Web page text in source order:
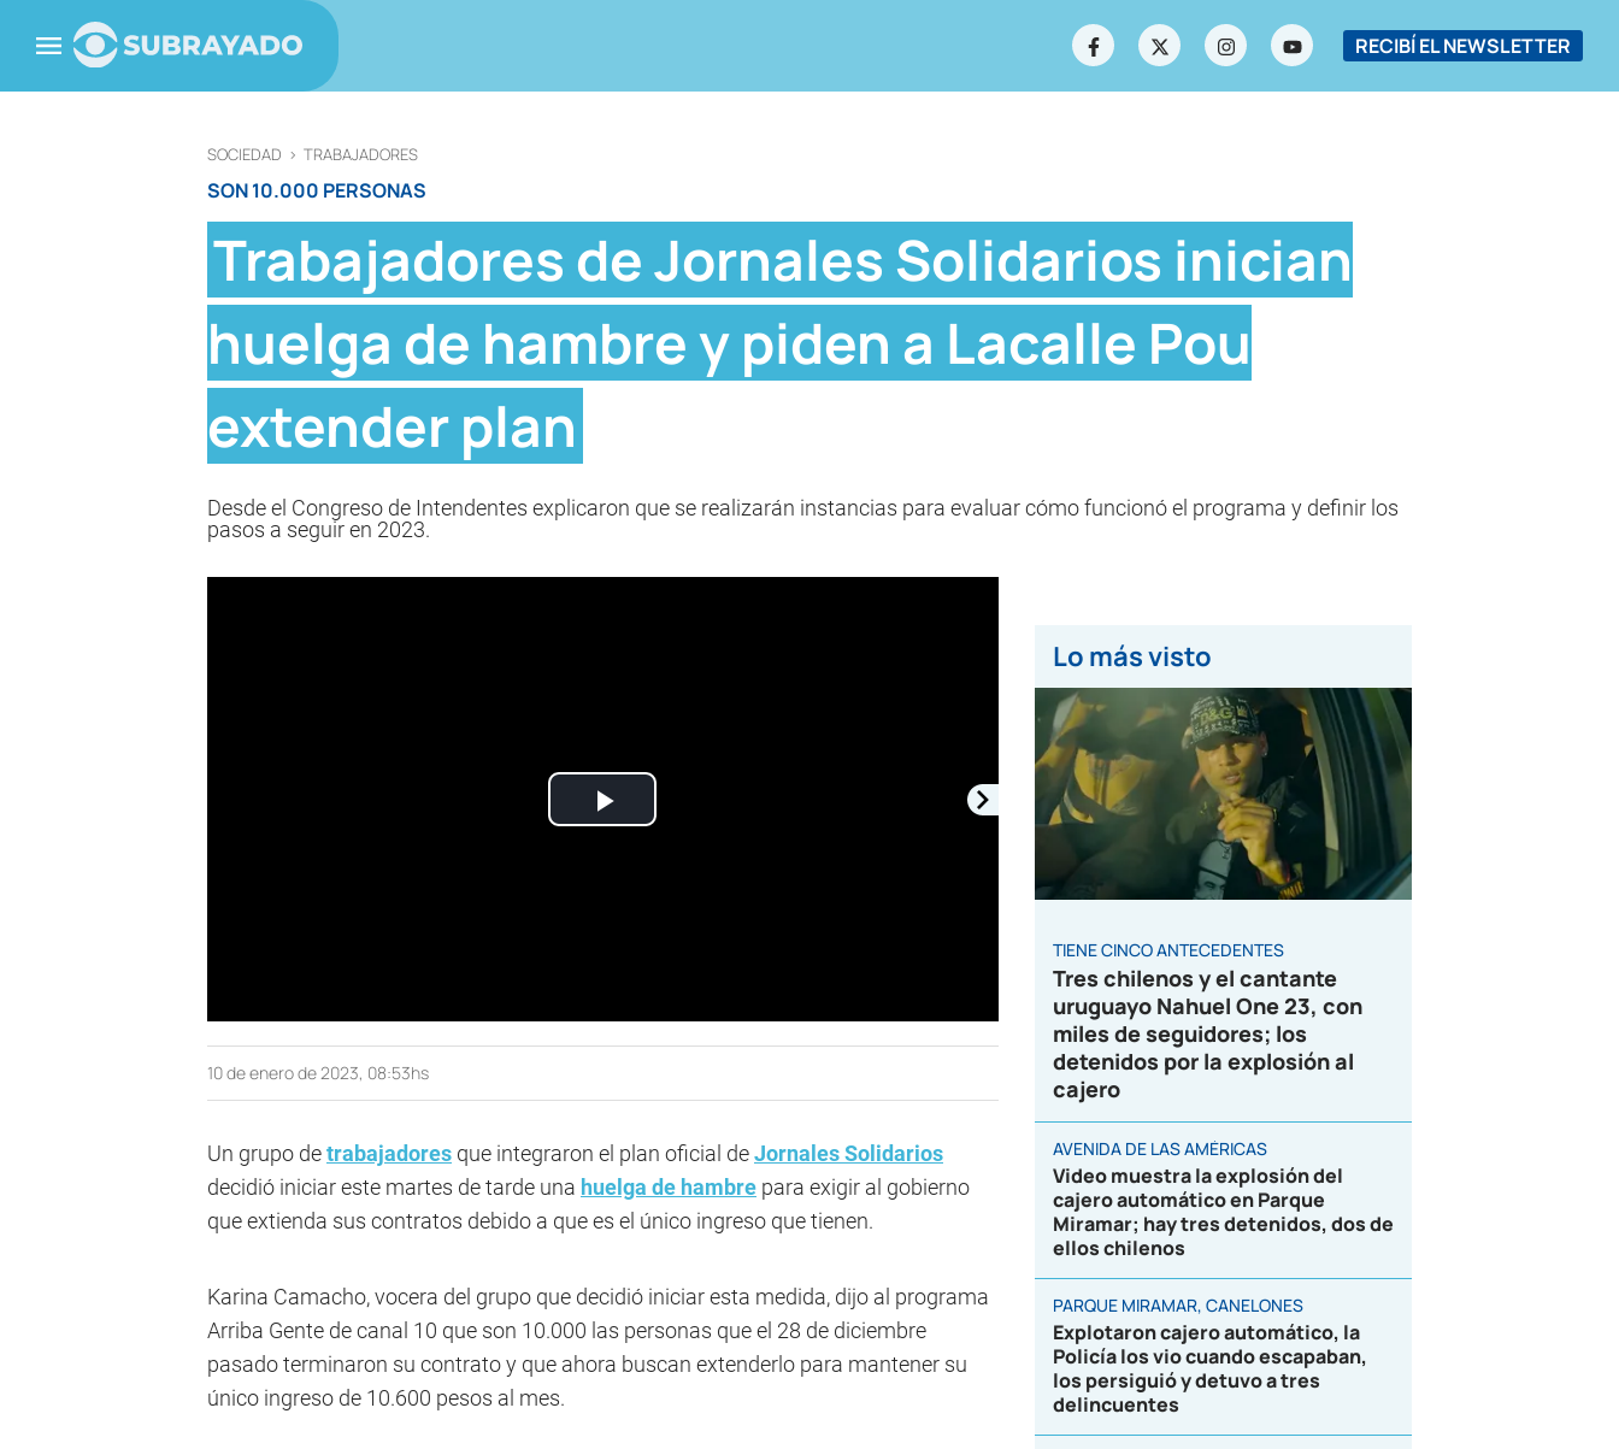
RECIBÍ EL NEWSLETTER
SOCIEDAD > TRABAJADORES
SON 10.000 PERSONAS
Trabajadores de Jornales Solidarios inician
huelga de hambre y piden a Lacalle Pou
extender plan
Desde el Congreso de Intendentes explicaron que se realizarán instancias para evaluar cómo funcionó el programa y definir los
pasos a seguir en 2023.
Play
10 de enero de 2023, 08:53hs
Un grupo detrabajadores que integraron el plan oficial deJornales Solidarios
decidió iniciar este martes de tarde una huelga de hambre para exigir al gobierno
que extienda sus contratos debido a que es el único ingreso que tienen.
Karina Camacho, vocera del grupo que decidió iniciar esta medida, dijo al programa
Arriba Gente de canal 10 que son 10.000 las personas que el 28 de diciembre
pasado terminaron su contrato y que ahora buscan extenderlo para mantener su
único ingreso de 10.600 pesos al mes.
Lo más visto
TIENE CINCO ANTECEDENTES
Tres chilenos y el cantante
uruguayo Nahuel One 23, con
miles de seguidores; los
detenidos por la explosión al
cajero
AVENIDA DE LAS AMÉRICAS
Video muestra la explosión del
cajero automático en Parque
Miramar; hay tres detenidos, dos de
ellos chilenos
PARQUE MIRAMAR, CANELONES
Explotaron cajero automático, la
Policía los vio cuando escapaban,
los persiguió y detuvo a tres
delincuentes